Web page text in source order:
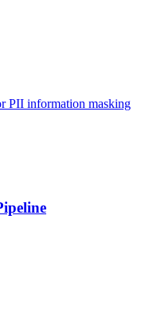
PII information masking